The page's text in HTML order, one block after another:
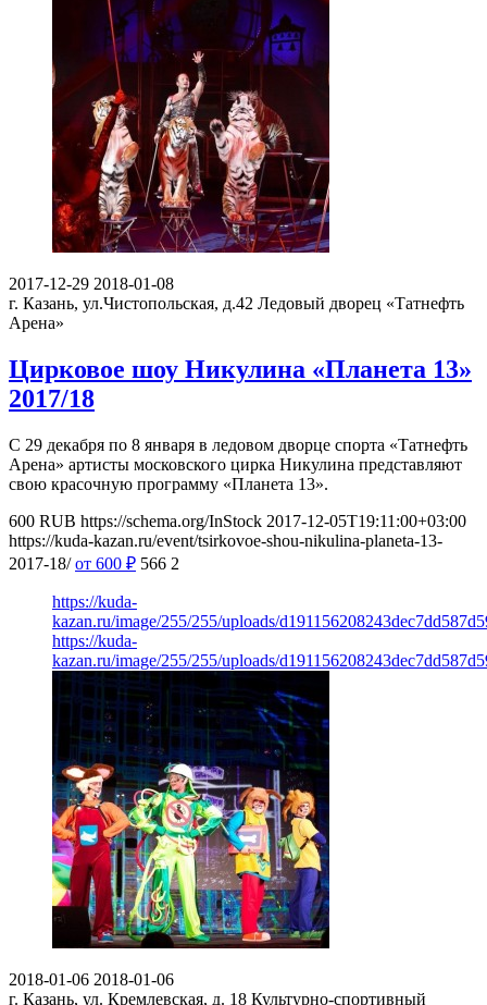
2017-12-29 2018-01-08
г. Казань, ул.Чистопольская, д.42 Ледовый дворец «Татнефть
Арена»
Цирковое шоу Никулина «Планета 13»
2017/18
С 29 декабря по 8 января в ледовом дворце спорта «Татнефть
Арена» артисты московского цирка Никулина представляют
свою красочную программу «Планета 13».
600 RUB https://schema.org/InStock 2017-12-05T19:11:00+03:00
https://kuda-kazan.ru/event/tsirkovoe-shou-nikulina-planeta-13-
2017-18/ от 600 ₽ 566 2
https://kuda-
kazan.ru/image/255/255/uploads/
https://kuda-
kazan.ru/image/255/255/uploads/
2018-01-06 2018-01-06
г. Казань, ул. Кремлевская, д. 18 Культурно-спортивный